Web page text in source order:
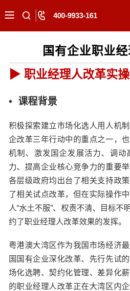
400-9933-161
国有企业职业
▶ 职业经理人改革实
• 课程背景
积极探索建立市场化选人用人机
企改革三年行动中的重点之一，
机制、激发国企发展活力、调动
力、提高企业核心竞争力的重要
各层级政府均出台了相关支持政
了相关试点改革，但在实际操作
人“水土不服”、权责不清、目标不
约了职业经理人改革效果的发挥。
粤港澳大湾区作为我国市场经济
国国有企业深化改革、先行先试
场化选聘、契约化管理、差异化
的职业经理人改革正在大湾区内